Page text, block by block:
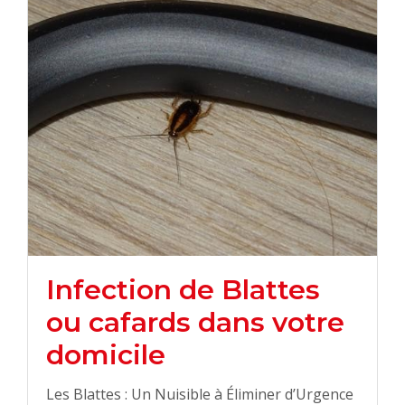
Infection de Blattes
ou cafards dans votre
domicile
Les Blattes : Un Nuisible à Éliminer d’Urgence